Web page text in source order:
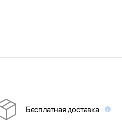
Бесплатная доставка